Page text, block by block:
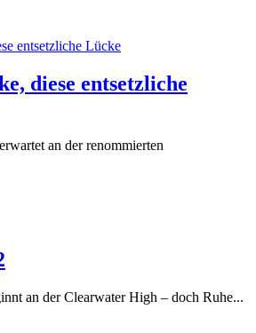
diese entsetzliche
an der renommierten
an der Clearwater High – doch Ruhe...